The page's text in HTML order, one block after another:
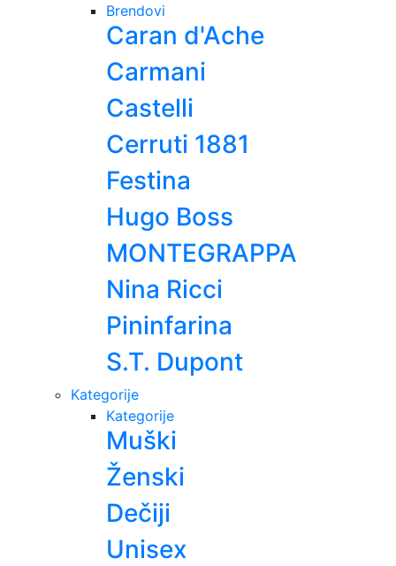
Brendovi
Caran d'Ache
Carmani
Castelli
Cerruti 1881
Festina
Hugo Boss
MONTEGRAPPA
Nina Ricci
Pininfarina
S.T. Dupont
Kategorije
Kategorije
Muški
Ženski
Dečiji
Unisex